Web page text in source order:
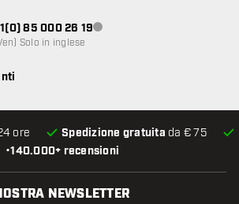
•140.000+ recensioni
ore Spedizione gratuita da € 75
85 000 26 19Servizio clienti non disponibile
Solo in inglese
NEWSLETTER